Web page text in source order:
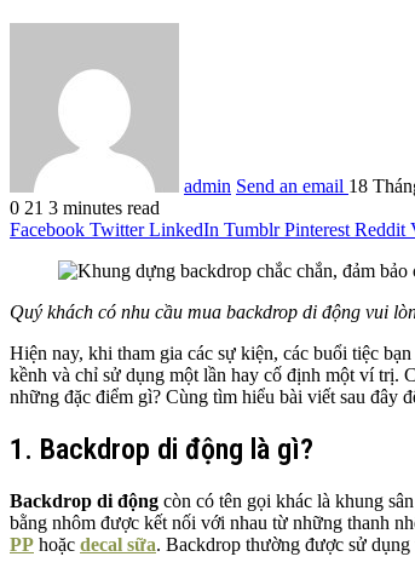
admin Send an email 18
0 21 3 minutes read
Facebook Twitter LinkedIn Tumblr Pinterest Reddit
Quý khách có nhu cầu mua backdrop di động vui
Hiện nay, khi tham gia các sự kiện, các buổi tiệc
kềnh và chỉ sử dụng một lần hay cố định một ví trị.
những đặc điểm gì? Cùng tìm hiểu bài viết sau đây
1. Backdrop di động là gì?
Backdrop di động còn có tên gọi khác là khung
bằng nhôm được kết nối với nhau từ những thanh
PP hoặc decal sữa. Backdrop thường được sử